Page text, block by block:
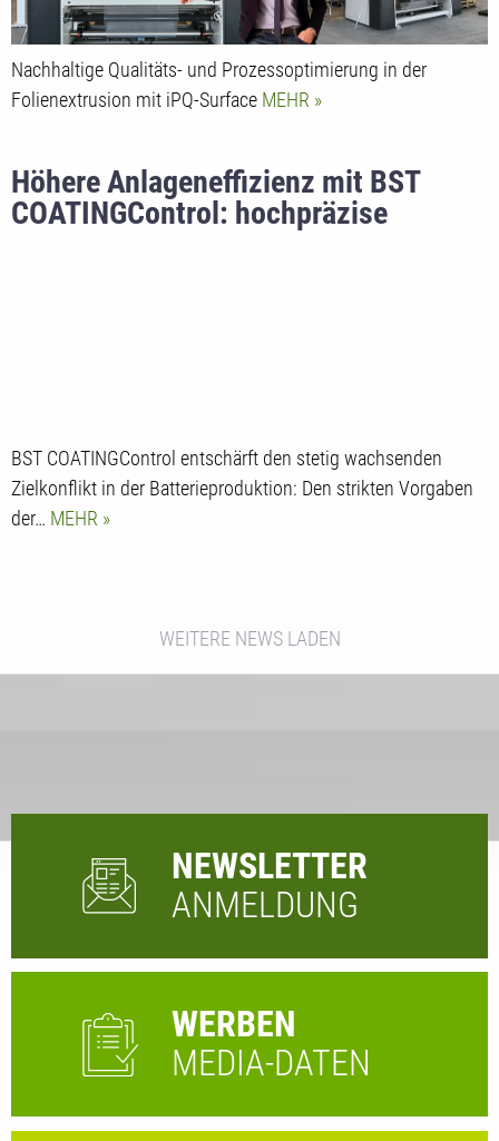
Nachhaltige Qualitäts- und Prozessoptimierung in der
Folienextrusion mit iPQ-Surface MEHR
Höhere Anlageneffizienz mit BST
COATINGControl: hochpräzise
BST COATINGControl entschärft den stetig wachsenden
Zielkonflikt in der Batterieproduktion: Den strikten Vorgaben
der… MEHR
WEITERE NEWS LADEN
NEWSLETTER
ANMELDUNG
WERBEN
MEDIA-DATEN